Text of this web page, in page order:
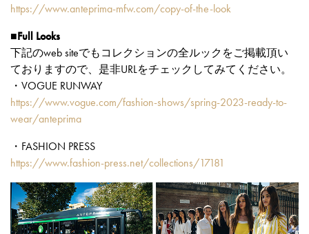
https://www.anteprima-mfw.com/copy-of-the-look
■Full Looks
下記のweb siteでもコレクションの全ルックをご掲載頂い
ておりますので、是非URLをチェックしてみてください。
・VOGUE RUNWAY
https://www.vogue.com/fashion-shows/spring-2023-ready-to-
wear/anteprima
・FASHION PRESS
https://www.fashion-press.net/collections/17181